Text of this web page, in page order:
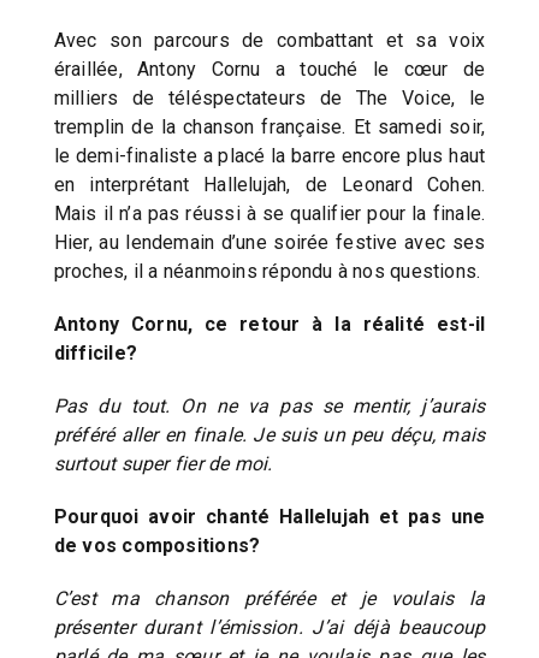
Avec son parcours de combattant et sa voix
éraillée, Antony Cornu a touché le cœur de
milliers de téléspectateurs de The Voice, le
tremplin de la chanson française. Et samedi soir,
le demi-finaliste a placé la barre encore plus haut
en interprétant Hallelujah, de Leonard Cohen.
Mais il n’a pas réussi à se qualifier pour la finale.
Hier, au lendemain d’une soirée festive avec ses
proches, il a néanmoins répondu à nos questions.
Antony Cornu, ce retour à la réalité est-il
difficile?
Pas du tout. On ne va pas se mentir, j’aurais
préféré aller en finale. Je suis un peu déçu, mais
surtout super fier de moi.
Pourquoi avoir chanté Hallelujah et pas une
de vos compositions?
C’est ma chanson préférée et je voulais la
présenter durant l’émission. J’ai déjà beaucoup